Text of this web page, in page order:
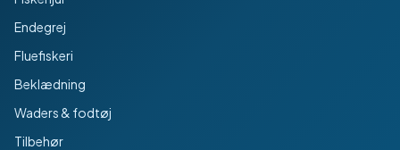
Endegrej
Fluefiskeri
Beklædning
Waders & fodtøj
Tilbehør